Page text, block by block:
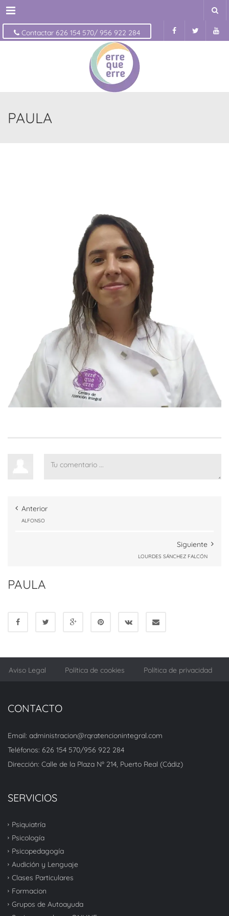
Menu
Contactar 626 154 570/ 956 922 284
PAULA
Anterior
ALFONSO
Siguiente
LOURDES SÁNCHEZ FALCÓN
PAULA
Aviso Legal Política de cookies Política de privacidad
CONTACTO
Email: administracion@rqratencionintegral.com
Teléfonos: 626 154 570/956 922 284
Dirección: Calle de la Plaza Nº 214, Puerto Real (Cádiz)
SERVICIOS
Psiquiatría
Psicología
Psicopedagogía
Audición y Lenguaje
Clases Particulares
Formacion
Grupos de Autoayuda